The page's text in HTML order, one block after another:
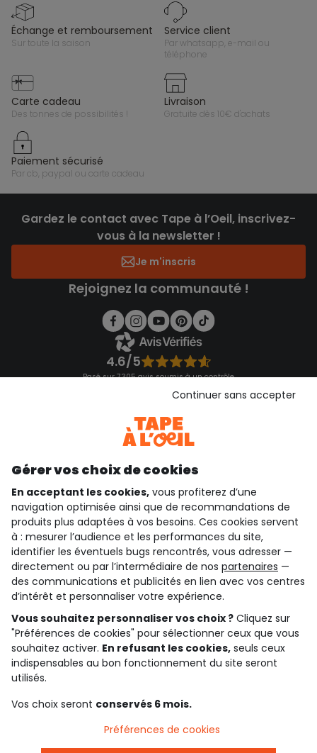
échange et remboursement
sur toute la saison
service client
par whatsapp, e-mail ou
téléphone
carte cadeau
des tonnes de possibilités !
livraison
gratuite dès 10€ d'achats
paiement sécurisé
par cb, paypal ou carte cadeau
Gardez le contact avec Tape à l’Oeil, inscrivez-
vous à la newsletter !
Je m'inscris
Rejoignez la communauté !
4.6/5
Basé sur 7 305 avis soumis à un contrôle
Consulter les CGU
qui sommes-nous ?
besoin d'aide ?
le club fidélité
notre catalogue
Conditions générales de ventes et d'utilisation
Conditions d’utilisation des réseaux sociaux
Politique de confidentialité
Cookies et données personnelles
Paramètres des cookies
Gérer vos choix de cookies
En acceptant les cookies, vous profiterez d’une
navigation optimisée ainsi que de recommandations de
produits plus adaptées à vos besoins. Ces cookies servent
à : mesurer l’audience et les performances du site,
identifier les éventuels bugs rencontrés, vous adresser —
directement ou par l’intermédiaire de nos partenaires —
des communications et publicités en lien avec vos centres
d’intérêt et personnaliser votre expérience.
Vous souhaitez personnaliser vos choix ? Cliquez sur
"Préférences de cookies" pour sélectionner ceux que vous
souhaitez activer. En refusant les cookies, seuls ceux
indispensables au bon fonctionnement du site seront
utilisés.
Vos choix seront conservés 6 mois.
Continuer sans accepter
Préférences de cookies